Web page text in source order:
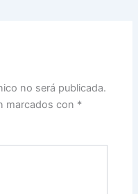
no será publicada.
marcados con *